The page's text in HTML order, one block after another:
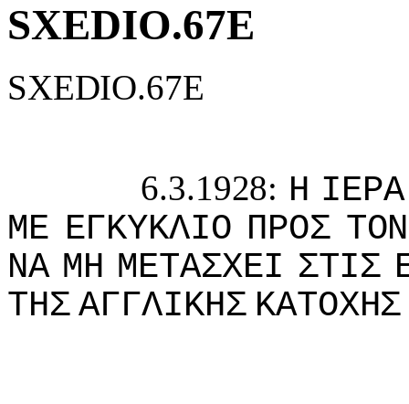
SXEDIO.67E
SXEDIO.67E
6.3.1928: Η IΕΡΑ
ΜΕ ΕΓΚΥΚΛIΟ ΠΡΟΣ ΤΟΝ
ΝΑ ΜΗ ΜΕΤΑΣΧΕI ΣΤIΣ
ΤΗΣ ΑΓΓΛIΚΗΣ ΚΑΤΟΧΗΣ